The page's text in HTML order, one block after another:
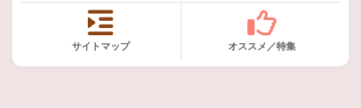
サイトマップ オススメ／特集